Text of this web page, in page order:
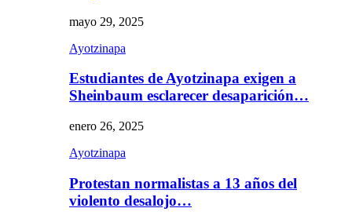
mayo 29, 2025
Ayotzinapa
Estudiantes de Ayotzinapa exigen a
Sheinbaum esclarecer desaparición…
enero 26, 2025
Ayotzinapa
Protestan normalistas a 13 años del
violento desalojo…